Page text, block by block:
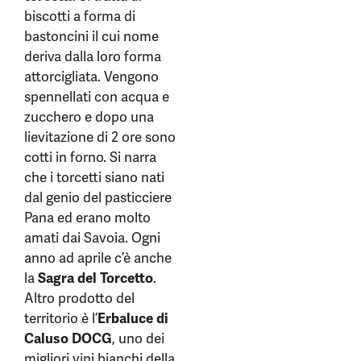
biscotti a forma di
bastoncini il cui nome
deriva dalla loro forma
attorcigliata. Vengono
spennellati con acqua e
zucchero e dopo una
lievitazione di 2 ore sono
cotti in forno. Si narra
che i torcetti siano nati
dal genio del pasticciere
Pana ed erano molto
amati dai Savoia. Ogni
anno ad aprile c’è anche
laSagra del Torcetto.
Altro prodotto del
territorio è l’Erbaluce di
Caluso DOCG, uno dei